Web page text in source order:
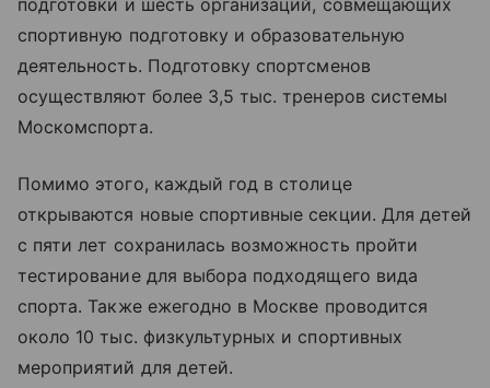
спортивную подготовку и образовательную
деятельность. Подготовку спортсменов
осуществляют более 3,5 тыс. тренеров системы
Москомспорта.
Помимо этого, каждый год в столице
открываются новые спортивные секции. Для детей
с пяти лет сохранилась возможность пройти
тестирование для выбора подходящего вида
спорта. Также ежегодно в Москве проводится
около 10 тыс. физкультурных и спортивных
мероприятий для детей.